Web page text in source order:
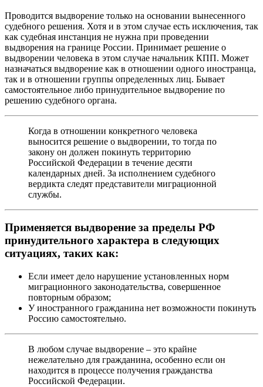
Проводится выдворение только на основании вынесенного
судебного решения. Хотя и в этом случае есть исключения, так
как судебная инстанция не нужна при проведении
выдворения на границе России. Принимает решение о
выдворении человека в этом случае начальник КПП. Может
назначаться выдворение как в отношении одного иностранца,
так и в отношении группы определенных лиц. Бывает
самостоятельное либо принудительное выдворение по
решению судебного органа.
Когда в отношении конкретного человека
выносится решение о выдворении, то тогда по
закону он должен покинуть территорию
Российской Федерации в течение десяти
календарных дней. За исполнением судебного
вердикта следят представители миграционной
службы.
Применяется выдворение за пределы РФ
принудительного характера в следующих
ситуациях, таких как:
Если имеет дело нарушение установленных норм
миграционного законодательства, совершенное
повторным образом;
У иностранного гражданина нет возможности покинуть
Россию самостоятельно.
В любом случае выдворение – это крайне
нежелательно для гражданина, особенно если он
находится в процессе получения гражданства
Российской Федерации.